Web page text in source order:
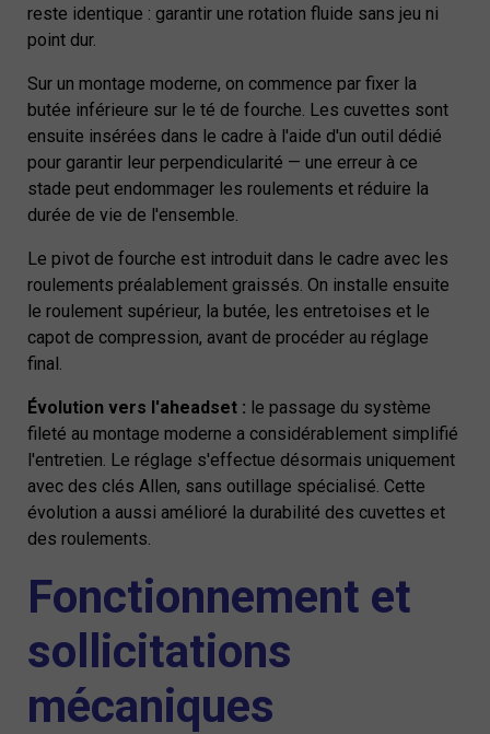
reste identique : garantir une rotation fluide sans jeu ni
point dur.
Sur un montage moderne, on commence par fixer la
butée inférieure sur le té de fourche. Les cuvettes sont
ensuite insérées dans le cadre à l'aide d'un outil dédié
pour garantir leur perpendicularité — une erreur à ce
stade peut endommager les roulements et réduire la
durée de vie de l'ensemble.
Le pivot de fourche est introduit dans le cadre avec les
roulements préalablement graissés. On installe ensuite
le roulement supérieur, la butée, les entretoises et le
capot de compression, avant de procéder au réglage
final.
Évolution vers l'aheadset : le passage du système
fileté au montage moderne a considérablement simplifié
l'entretien. Le réglage s'effectue désormais uniquement
avec des clés Allen, sans outillage spécialisé. Cette
évolution a aussi amélioré la durabilité des cuvettes et
des roulements.
Fonctionnement et
sollicitations
mécaniques